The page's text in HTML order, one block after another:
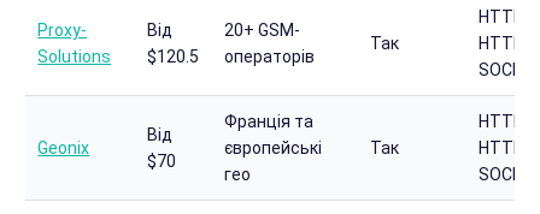
Proxy-
Solutions
Від
$120.5
20+ GSM-
операторів
Так
HTTP,
HTTPS,
Geonix
Від
$70
Франція та
європейські
гео
Так
HTTP,
HTTPS,